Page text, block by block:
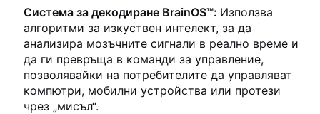
Система за декодиране BrainOS™: Използва
алгоритми за изкуствен интелект, за да
анализира мозъчните сигнали в реално време и
да ги превръща в команди за управление,
позволявайки на потребителите да управляват
компютри, мобилни устройства или протези
чрез „мисъл“.